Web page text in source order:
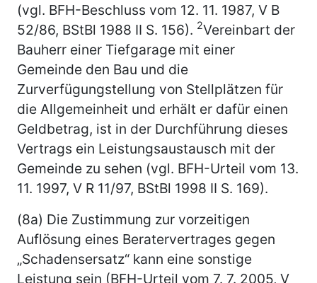
(vgl. BFH-Beschluss vom 12. 11. 1987, V B
52/86, BStBl 1988 II S. 156). 2Vereinbart der
Bauherr einer Tiefgarage mit einer
Gemeinde den Bau und die
Zurverfügungstellung von Stellplätzen für
die Allgemeinheit und erhält er dafür einen
Geldbetrag, ist in der Durchführung dieses
Vertrags ein Leistungsaustausch mit der
Gemeinde zu sehen (vgl. BFH-Urteil vom 13.
11. 1997, V R 11/97, BStBl 1998 II S. 169).
(8a) Die Zustimmung zur vorzeitigen
Auflösung eines Beratervertrages gegen
„Schadensersatz“ kann eine sonstige
Leistung sein (BFH-Urteil vom 7. 7. 2005, V